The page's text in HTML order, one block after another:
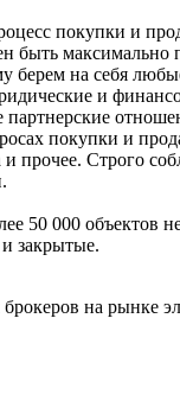
покупки и
быть максимально
берем на себя
и
покупки и
и прочее. Строго
50 000 объектов
закрытые.
на рынке